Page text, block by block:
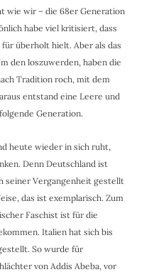
wie wir – die 68er Generation
habe viel kritisiert, dass
überholt hielt. Aber als das
den loszuwerden, haben die
Tradition roch, mit dem
entstand eine Leere und
Generation.
heute wieder in sich ruht,
Denn Deutschland ist
seiner Vergangenheit gestellt
das ist exemplarisch. Zum
Faschist ist für die
Italien hat sich bis
So wurde für
von Addis Abeba, vor